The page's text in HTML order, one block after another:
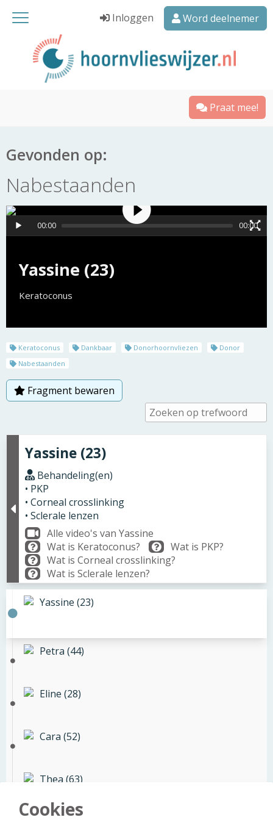
Inloggen Word deelnemer
Praat mee!
Gevonden op:
Nabestaanden
Yassine (23)
Keratoconus
00:00 00:00
Keratoconus Dankbaar Donorhoornvliezen
Donor
Nabestaanden
Fragment bewaren
Yassine (23)
Behandeling(en)
• PKP
• Corneal crosslinking
• Sclerale lenzen
Alle video's van Yassine
Wat is Keratoconus?
Wat is PKP?
Wat is Corneal crosslinking?
Wat is Sclerale lenzen?
Yassine (23)
Petra (44)
Eline (28)
Cara (52)
Thea (63)
Cookies